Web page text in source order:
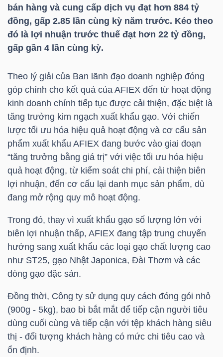
bán hàng và cung cấp dịch vụ đạt hơn 884 tỷ
đồng, gấp 2.85 lần cùng kỳ năm trước. Kéo theo
đó là lợi nhuận trước thuế đạt hơn 22 tỷ đồng,
gấp gần 4 lần cùng kỳ.
Theo lý giải của Ban lãnh đạo doanh nghiệp đóng
góp chính cho kết quả của AFIEX đến từ hoạt động
kinh doanh chính tiếp tục được cải thiện, đặc biệt là
tăng trưởng kim ngạch xuất khẩu gạo. Với chiến
lược tối ưu hóa hiệu quả hoạt động và cơ cấu sản
phẩm xuất khẩu AFIEX đang bước vào giai đoạn
“tăng trưởng bằng giá trị” với việc tối ưu hóa hiệu
quả hoạt động, từ kiểm soát chi phí, cải thiện biên
lợi nhuận, đến cơ cấu lại danh mục sản phẩm, dù
đang mở rộng quy mô hoạt động.
Trong đó, thay vì xuất khẩu gạo số lượng lớn với
biên lợi nhuận thấp, AFIEX đang tập trung chuyển
hướng sang xuất khẩu các loại gạo chất lượng cao
như ST25, gạo Nhật Japonica, Đài Thơm và các
dòng gạo đặc sản.
Đồng thời, Công ty sử dụng quy cách đóng gói nhỏ
(900g - 5kg), bao bì bắt mắt để tiếp cận người tiêu
dùng cuối cùng và tiếp cận với tệp khách hàng siêu
thị - đối tượng khách hàng có mức chi tiêu cao và
ổn định.
BẤT
ĐỘNG
SẢN
TÀI
CHÍNH
HÀNG
HÓA
TẾ
GIỚI
ĐÔNG
DƯƠNG